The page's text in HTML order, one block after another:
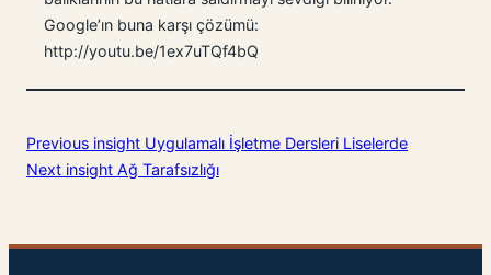
Google’ın buna karşı çözümü:
http://youtu.be/1ex7uTQf4bQ
Previous insight Uygulamalı İşletme Dersleri Liselerde
Next insight Ağ Tarafsızlığı